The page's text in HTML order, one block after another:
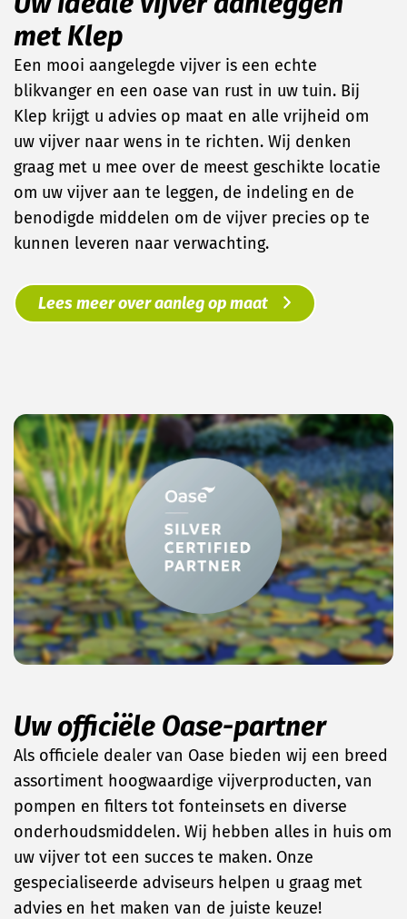
met Klep
Een mooi aangelegde vijver is een echte
blikvanger en een oase van rust in uw tuin. Bij
Klep krijgt u advies op maat en alle vrijheid om
uw vijver naar wens in te richten. Wij denken
graag met u mee over de meest geschikte locatie
om uw vijver aan te leggen, de indeling en de
benodigde middelen om de vijver precies op te
kunnen leveren naar verwachting.
Lees meer over aanleg op maat
Uw officiële Oase-partner
Als officiele dealer van Oase bieden wij een breed
assortiment hoogwaardige vijverproducten, van
pompen en filters tot fonteinsets en diverse
onderhoudsmiddelen. Wij hebben alles in huis om
uw vijver tot een succes te maken. Onze
gespecialiseerde adviseurs helpen u graag met
advies en het maken van de juiste keuze!